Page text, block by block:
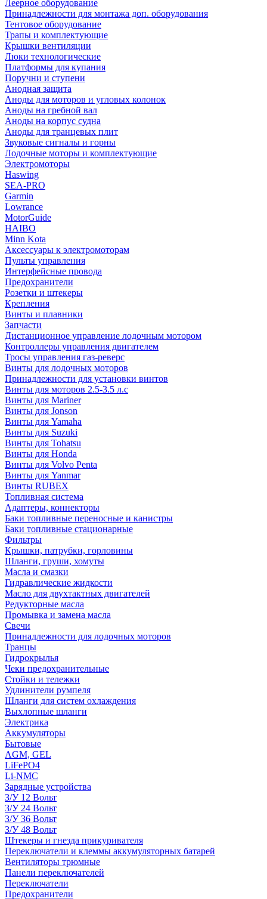
Леерное оборудование
Принадлежности для монтажа доп. оборудования
Тентовое оборудование
Трапы и комплектующие
Крышки вентиляции
Люки технологические
Платформы для купания
Поручни и ступени
Анодная защита
Аноды для моторов и угловых колонок
Аноды на гребной вал
Аноды на корпус судна
Аноды для транцевых плит
Звуковые сигналы и горны
Лодочные моторы и комплектующие
Электромоторы
Haswing
SEA-PRO
Garmin
Lowrance
MotorGuide
HAIBO
Minn Kota
Аксессуары к электромоторам
Пульты управления
Интерфейсные провода
Предохранители
Розетки и штекеры
Крепления
Винты и плавники
Запчасти
Дистанционное управление лодочным мотором
Контроллеры управления двигателем
Тросы управления газ-реверс
Винты для лодочных моторов
Принадлежности для установки винтов
Винты для моторов 2.5-3.5 л.с
Винты для Mariner
Винты для Jonson
Винты для Yamaha
Винты для Suzuki
Винты для Tohatsu
Винты для Honda
Винты для Volvo Penta
Винты для Yanmar
Винты RUBEX
Топливная система
Адаптеры, коннекторы
Баки топливные переносные и канистры
Баки топливные стационарные
Фильтры
Крышки, патрубки, горловины
Шланги, груши, хомуты
Масла и смазки
Гидравлические жидкости
Масло для двухтактных двигателей
Редукторные масла
Промывка и замена масла
Свечи
Принадлежности для лодочных моторов
Транцы
Гидрокрылья
Чеки предохранительные
Стойки и тележки
Удлинители румпеля
Шланги для систем охлаждения
Выхлопные шланги
Электрика
Аккумуляторы
Бытовые
AGM, GEL
LiFePO4
Li-NMC
Зарядные устройства
З/У 12 Вольт
З/У 24 Вольт
З/У 36 Вольт
З/У 48 Вольт
Штекеры и гнезда прикуривателя
Переключатели и клеммы аккумуляторных батарей
Вентиляторы трюмные
Панели переключателей
Переключатели
Предохранители